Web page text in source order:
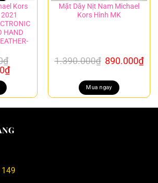
Kors
HAND
₫
₫Giá
hiện
là:
2.190.000₫.
Mặt Dây Nịt Nam Michael
Kors Hình MK
1.390.000₫ Giá
là:
1.390.000₫.
890.000₫Giá
Mua ngay